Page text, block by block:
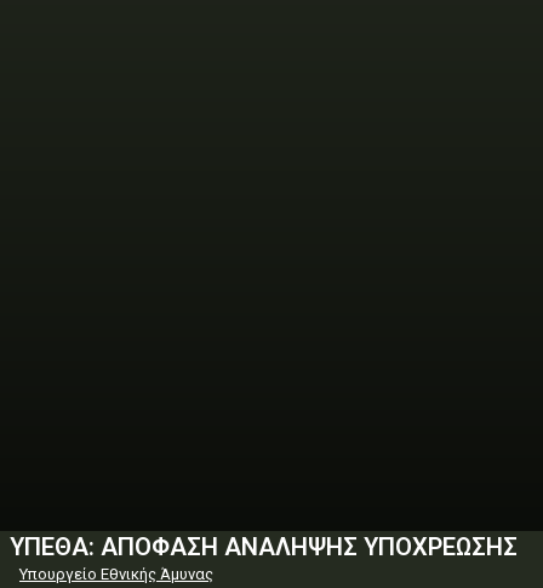
ΥΠΕΘΑ: ΑΠΟΦΑΣΗ ΑΝΑΛΗΨΗΣ ΥΠΟΧΡΕΩΣΗΣ
Υπουργείο Εθνικής Άμυνας